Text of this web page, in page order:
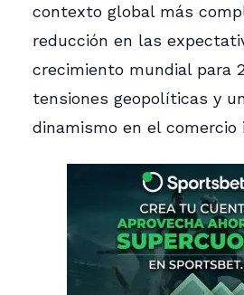
contexto global más
reducción en las
crecimiento mundial para
tensiones geopolíticas y
dinamismo en el comercio